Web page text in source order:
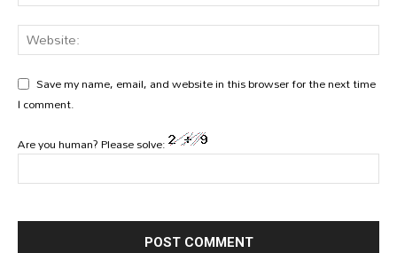
Save my name, email, and website in this browser for the next time
I comment.
Are you human? Please solve: